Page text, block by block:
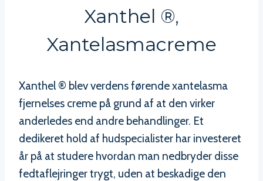
Xanthel ®,
Xantelasmacreme
Xanthel ® blev verdens førende xantelasma
fjernelses creme på grund af at den virker
anderledes end andre behandlinger. Et
dedikeret hold af hudspecialister har investeret
år på at studere hvordan man nedbryder disse
fedtaflejringer trygt, uden at beskadige den